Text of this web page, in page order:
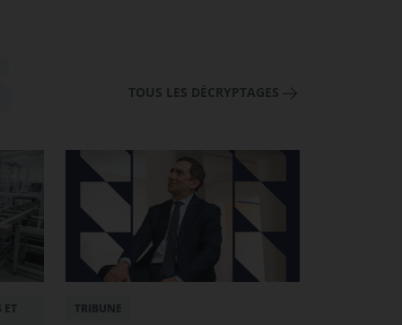
ET TRIBUNE
TOUS LES DÉCRYPTAGES